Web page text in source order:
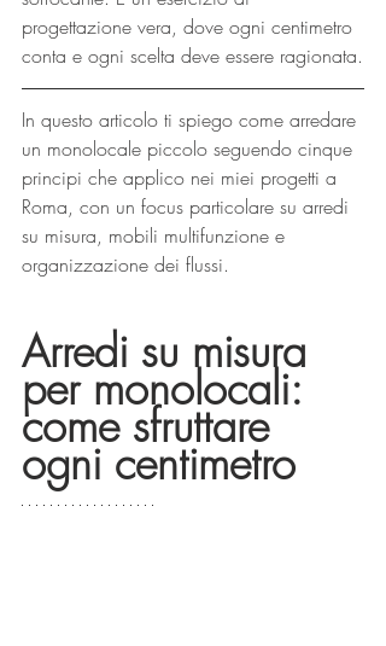
progettazione vera, dove ogni centimetro
conta e ogni scelta deve essere ragionata.
In questo articolo ti spiego come arredare
un monolocale piccolo seguendo cinque
principi che applico nei miei progetti a
Roma, con un focus particolare su arredi
su misura, mobili multifunzione e
organizzazione dei flussi.
Arredi su misura
per monolocali:
come sfruttare
ogni centimetro